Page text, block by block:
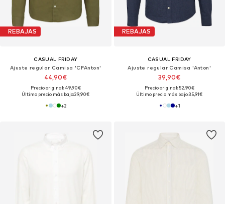
REBAJAS
CASUAL FRIDAY
Ajuste regular Camisa 'CFAnton'
44,90€
Precio original: 49,90€
Último precio más bajo:29,90€
+2
REBAJAS
CASUAL FRIDAY
Ajuste regular Camisa 'Anton'
39,90€
Precio original: 52,90€
Último precio más bajo:35,91€
+1